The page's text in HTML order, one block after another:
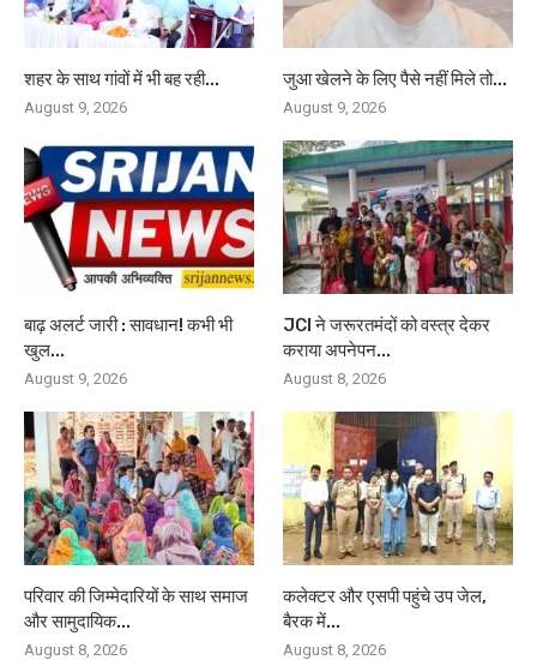
शहर के साथ गांवों में भी बह रही...
August 9, 2026
जुआ खेलने के लिए पैसे नहीं मिले तो...
August 9, 2026
बाढ़ अलर्ट जारी : सावधान! कभी भी
खुल...
August 9, 2026
JCI ने जरूरतमंदों को वस्त्र देकर
कराया अपनेपन...
August 8, 2026
परिवार की जिम्मेदारियों के साथ समाज
और सामुदायिक...
August 8, 2026
कलेक्टर और एसपी पहुंचे उप जेल,
बैरक में...
August 8, 2026